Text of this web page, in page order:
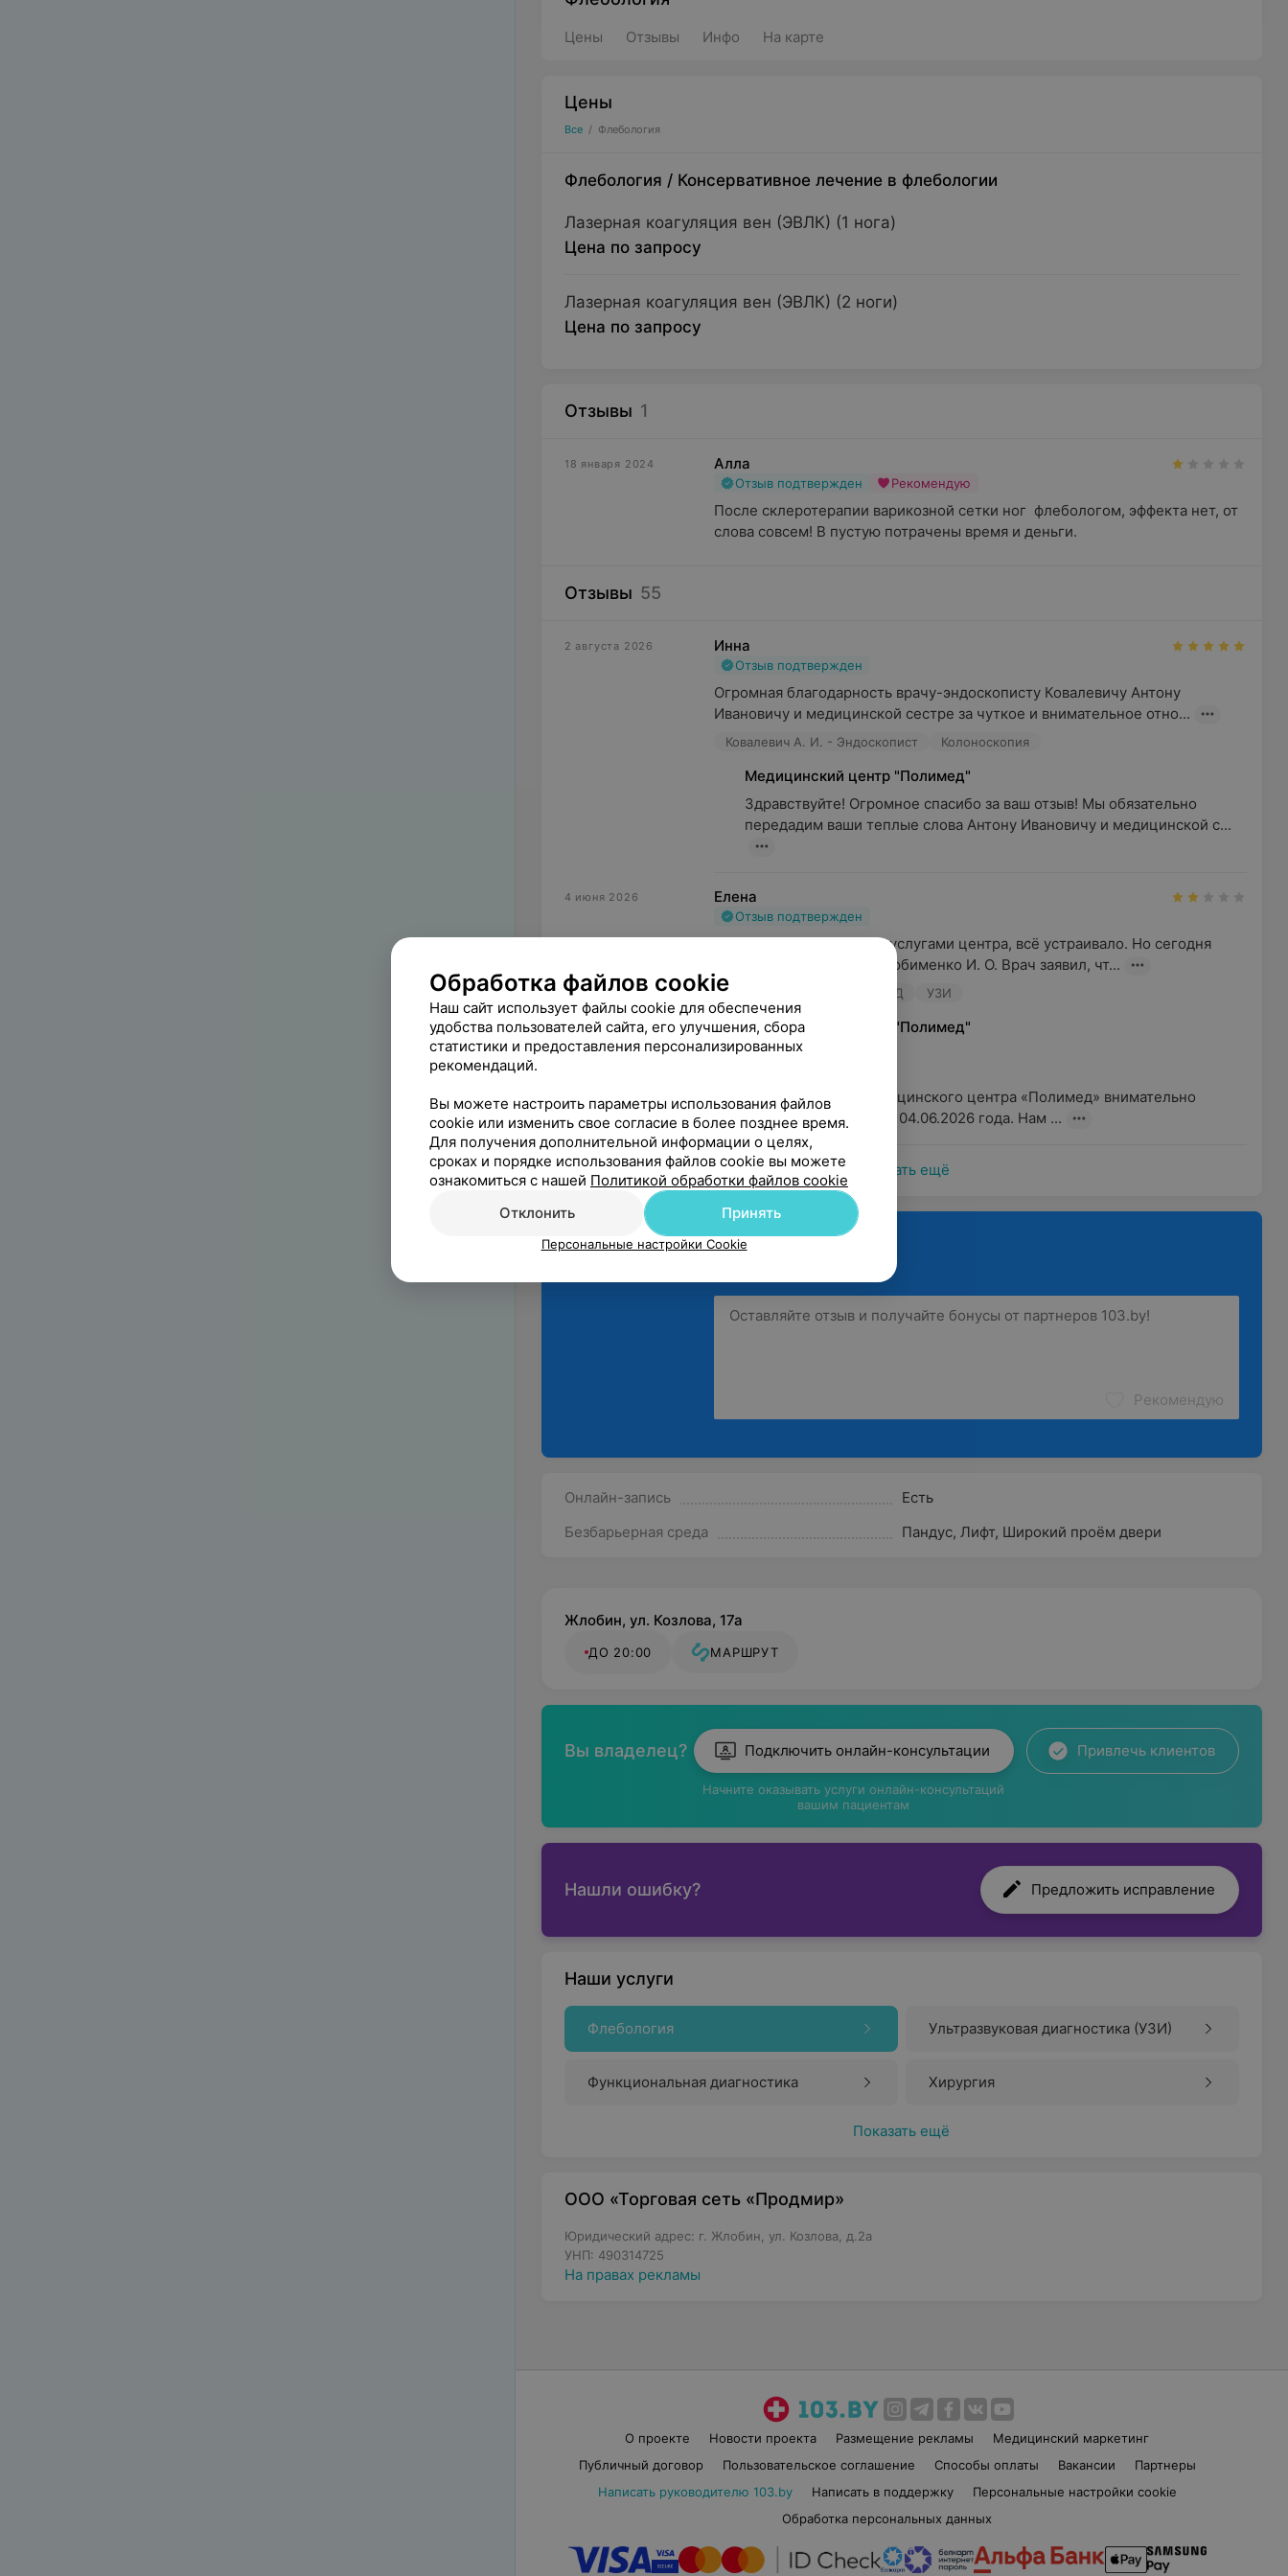
Цены Отзывы Инфо На карте
Цены
Все / Флебология
Флебология / Консервативное лечение в флебологии
Лазерная коагуляция вен (ЭВЛК) (1 нога)
Цена по запросу
Лазерная коагуляция вен (ЭВЛК) (2 ноги)
Цена по запросу
Отзывы 1
18 января 2024 Алла
Отзыв подтвержден Рекомендую
После склеротерапии варикозной сетки ног  флебологом, эффекта нет, от
слова совсем! В пустую потрачены время и деньги.
Отзывы 55
2 августа 2026 Инна
Отзыв подтвержден
Огромная благодарность врачу-эндоскописту Ковалевичу Антону
Ивановичу и медицинской сестре за чуткое и внимательное отно...
Ковалевич А. И. - Эндоскопист Колоноскопия
Медицинский центр "Полимед"
Здравствуйте! Огромное спасибо за ваш отзыв! Мы обязательно
передадим ваши теплые слова Антону Ивановичу и медицинской с...
4 июня 2026 Елена
Отзыв подтвержден
Много раз пользовалась услугами центра, всё устраивало. Но сегодня
удивили. Делала УЗИ у Любименко И. О. Врач заявил, чт...
Любименко И. О. - Врач УЗД УЗИ
Медицинский центр "Полимед"
Уважаемая Елена!
Администрация медицинского центра «Полимед» внимательно
изучила ваш отзыв от 04.06.2026 года. Нам ...
Показать ещё
Поделитесь
Рекомендую
Онлайн-запись
Есть
Безбарьерная среда
Пандус, Лифт, Широкий проём двери
Жлобин, ул. Козлова, 17а
ДО 20:00 МАРШРУТ
Вы владелец? Подключить онлайн-консультации
Начните оказывать услуги онлайн-консультаций
вашим пациентам
Привлечь клиентов
Нашли ошибку? Предложить исправление
Наши услуги
Флебология Ультразвуковая диагностика (УЗИ)
Функциональная диагностика Хирургия
Показать ещё
ООО «Торговая сеть «Продмир»
Юридический адрес: г. Жлобин, ул. Козлова, д.2а
УНП: 490314725
На правах рекламы
О проекте Новости проекта Размещение рекламы
Медицинский маркетинг
Публичный договор
Пользовательское соглашение Способы оплаты Вакансии
Партнеры
Написать руководителю 103.by
Написать в поддержку
Персональные настройки cookie
Обработка персональных данных
Обработка файлов cookie
Наш сайт использует файлы cookie для обеспечения
удобства пользователей сайта, его улучшения, сбора
статистики и предоставления персонализированных
рекомендаций.
Вы можете настроить параметры использования файлов
cookie или изменить свое согласие в более позднее время.
Для получения дополнительной информации о целях,
сроках и порядке использования файлов cookie вы можете
ознакомиться с нашей Политикой обработки файлов cookie
Отклонить
Принять
Персональные настройки Cookie